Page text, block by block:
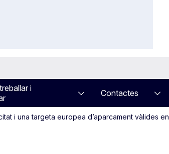
i
Contactes
i una targeta europea d’aparcament vàlides